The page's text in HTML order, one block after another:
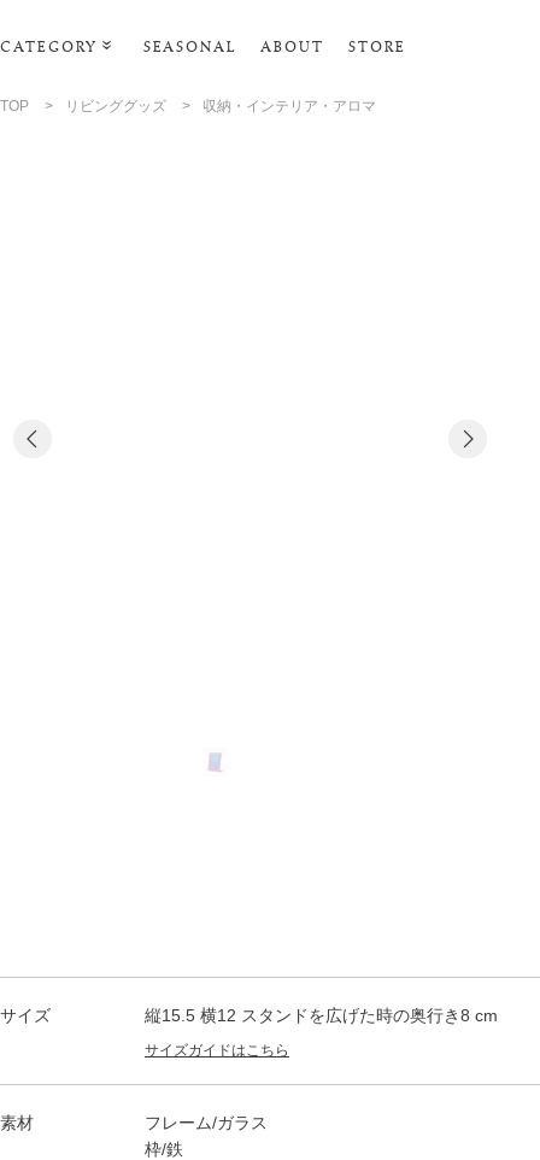
CATEGORY SEASONAL ABOUT STORE
TOP > リビンググッズ > 収納・インテリア・アロマ
サイズ 縦15.5 横12 スタンドを広げた時の奥行き8 cm
サイズガイドはこちら
素材
フレーム/ガラス
枠/鉄